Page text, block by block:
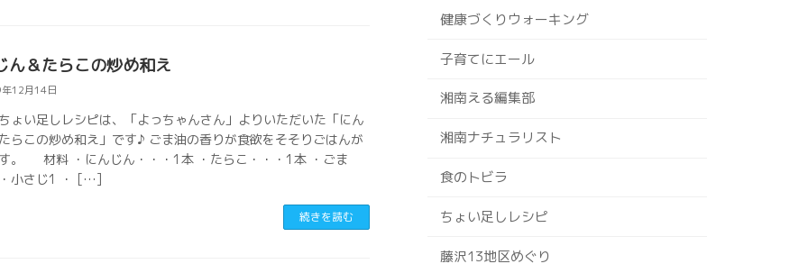
ん＆たらこの炒め和え
12月14日
ょい足しレシピは、「よっちゃんさん」よりいただいた「にん
らこの炒め和え」です♪ ごま油の香りが食欲をそそりごはんが
。 材料 ・にんじん・・・1本 ・たらこ・・・1本 ・ごま
小さじ1 ・ […]
続きを読む
健康づくりウォーキング
子育てにエール
湘南える編集部
湘南ナチュラリスト
食のトビラ
ちょい足しレシピ
藤沢13地区めぐり